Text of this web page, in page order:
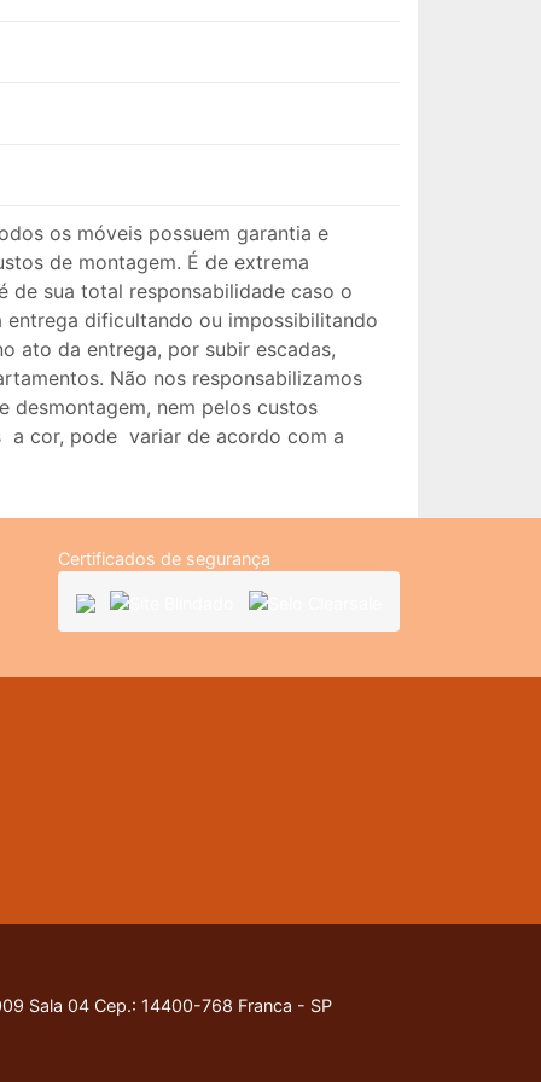
os móveis possuem garantia e
de montagem. É de extrema
de sua total responsabilidade caso o
dificultando ou impossibilitando
ato da entrega, por subir escadas,
Não nos responsabilizamos
desmontagem, nem pelos custos
a cor, pode variar de acordo com a
Certificados de segurança
Sala 04 Cep.: 14400-768 Franca - SP
Política de Privacidade. Entendido